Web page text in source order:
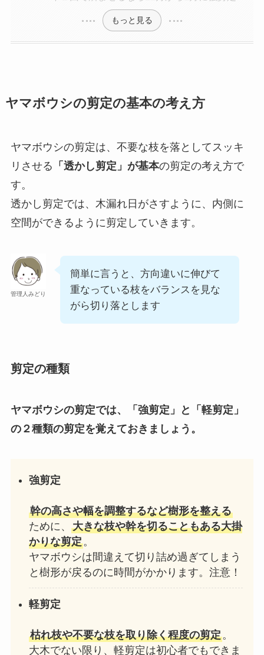
もっと見る
ヤマボウシの剪定の基本の考え方
ヤマボウシの剪定は、不要な枝を落としてスッキ
リさせる 「透かし剪定」が基本の剪定の考え方で
す。
透かし剪定では、木漏れ日がさすように、内側に
空間ができるように剪定していきます。
管理人みどり
簡単に言うと、方向違いに伸びて
重なっている枝をバランスを見な
がら切り落とします
剪定の種類
ヤマボウシの剪定では、「強剪定」と「軽剪定」
の２種類の剪定を覚えておきましょう。
強剪定
幹の高さや幅を調整するなど樹形を整える
ために、大きな枝や幹を切ることもある大掛
かりな剪定。
ヤマボウシは間違えて切り詰め過ぎてしまう
と樹形が戻るのに時間がかかります。注意！
軽剪定
枯れ枝や不要な枝を取り除く程度の剪定。
大木でない限り、軽剪定は初心者でもできま